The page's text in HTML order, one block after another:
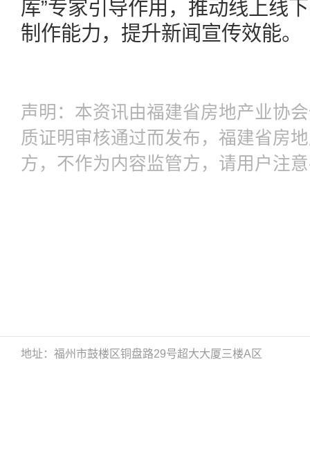
库”专家引导作用，推动线上线
制作能力，提升新闻宣传效能。
声明：本资讯由福建省房地产业协
质证明审核通过而发布，福建省房
方，不作为内容监管方，请用户注
地址：福州市鼓楼区铜盘路29号超大大厦三楼A区